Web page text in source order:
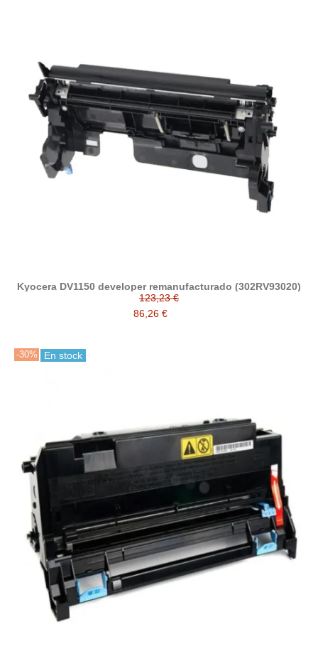
Kyocera DV1150 developer remanufacturado (302RV93020)
123,23 €
86,26 €
-30% En stock